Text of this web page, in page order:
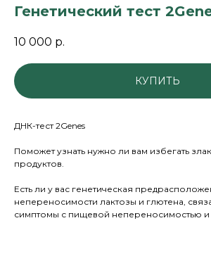
Генетический тест
10 000 р.
КУПИТЬ
ДНК-тест 2Genes
Поможет узнать нужно ли вам избегать
продуктов.
Есть ли у вас генетическая
непереносимости лактозы и глютена,
симптомы с пищевой непереносимостью и